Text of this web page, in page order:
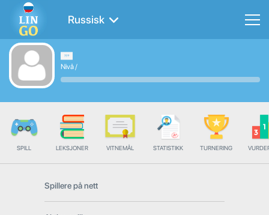
Russisk
Nivå/
SPILL LEKSJONER VITNEMÅL STATISTIKK TURNERING
Spillere på nett